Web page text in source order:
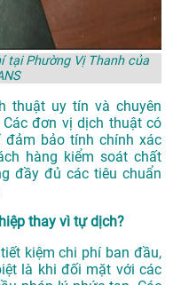
tại Phường Vị Thanh của
thuật uy tín và chuyên
đơn vị dịch thuật có
đảm bảo tính chính xác
hàng kiểm soát chất
đầy đủ các tiêu chuẩn
thay vì tự dịch?
kiệm chi phí ban đầu,
là khi đối mặt với các